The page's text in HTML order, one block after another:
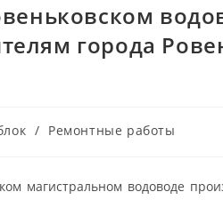
города
/ Ремонтные работы
магистральном водоводе